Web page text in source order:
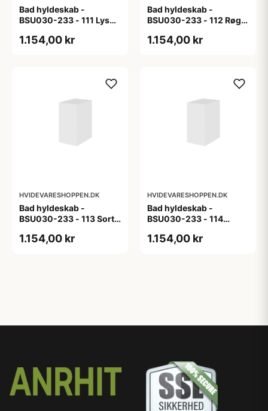
Bad hyldeskab -
BSU030-233 - 111 Lys
1.154,00 kr
Bad hyldeskab -
BSU030-233 - 112 Røget
1.154,00 kr
HVIDEVARESHOPPEN.DK
Bad hyldeskab -
BSU030-233 - 113 Sort
1.154,00 kr
HVIDEVARESHOPPEN.DK
Bad hyldeskab -
BSU030-233 - 114
m/eg ABS-kant
1.154,00 kr